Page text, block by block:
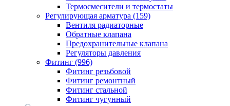
Термосмесители и термостаты
Регулирующая арматура (159)
Вентиля радиаторные
Обратные клапана
Предохранительные клапана
Регуляторы давления
Фитинг (996)
Фитинг резьбовой
Фитинг ремонтный
Фитинг стальной
Фитинг чугунный